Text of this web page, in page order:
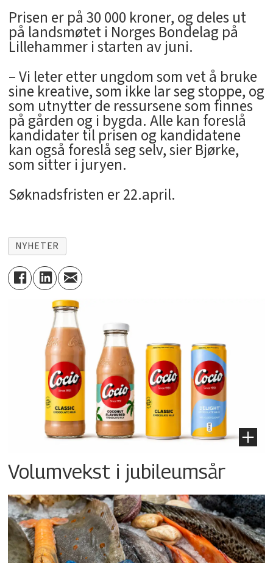
Prisen er på 30 000 kroner, og deles ut
på landsmøtet i Norges Bondelag på
Lillehammer i starten av juni.
– Vi leter etter ungdom som vet å bruke
sine kreative, som ikke lar seg stoppe, og
som utnytter de ressursene som finnes
på gården og i bygda. Alle kan foreslå
kandidater til prisen og kandidatene
kan også foreslå seg selv, sier Bjørke,
som sitter i juryen.
Søknadsfristen er 22.april.
NYHETER
Volumvekst i jubileumsår